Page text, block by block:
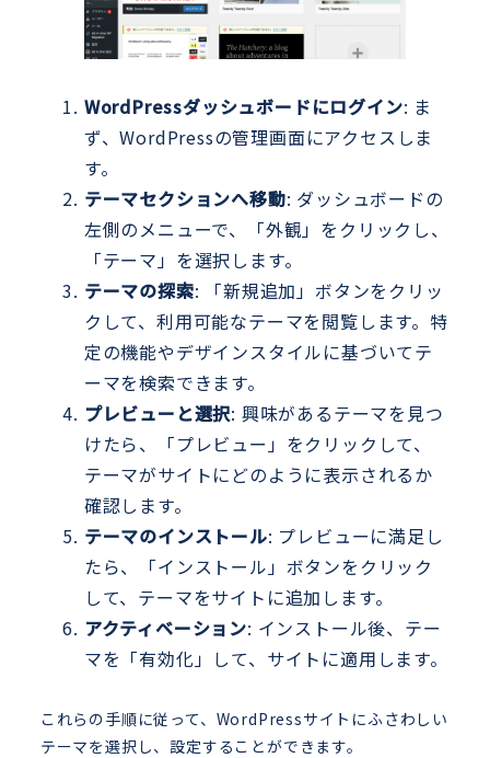
WordPressダッシュボードにログイン: ま
ず、WordPressの管理画面にアクセスしま
す。
テーマセクションへ移動: ダッシュボードの
左側のメニューで、「外観」をクリックし、
「テーマ」を選択します。
テーマの探索: 「新規追加」ボタンをクリッ
クして、利用可能なテーマを閲覧します。特
定の機能やデザインスタイルに基づいてテ
ーマを検索できます。
プレビューと選択: 興味があるテーマを見つ
けたら、「プレビュー」をクリックして、
テーマがサイトにどのように表示されるか
確認します。
テーマのインストール: プレビューに満足し
たら、「インストール」ボタンをクリック
して、テーマをサイトに追加します。
アクティベーション: インストール後、テー
マを「有効化」して、サイトに適用します。
これらの手順に従って、WordPressサイトにふさわしい
テーマを選択し、設定することができます。